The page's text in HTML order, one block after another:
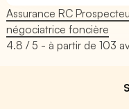
Assurance RC
négociatrice foncière
4.8 / 5 - à partir de103